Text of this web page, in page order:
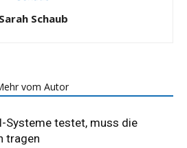
Sarah Schaub
vom Autor
Systeme testet, muss die
tragen